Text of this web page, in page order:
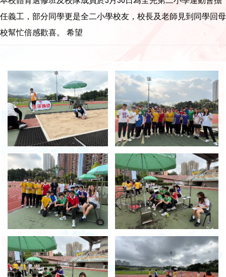
任義工，部分同學更是全二小學校友，校長及老師見到同學回母
校幫忙倍感歡喜。 希望